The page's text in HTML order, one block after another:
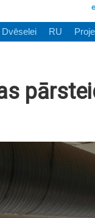
Dvēselei RU